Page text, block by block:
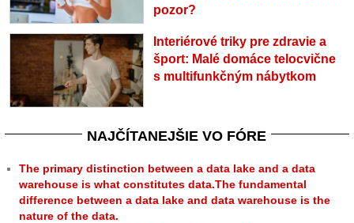
pozor?
Interiérové triky pre zdravie a
šport: Malé domáce telocvične
s multifunkčným nábytkom
NAJČÍTANEJŠIE VO FÓRE
The primary distinction between a data lake and a data
warehouse is what constitutes data.The fundamental
difference between a data lake and data warehouse is the
nature of the data.